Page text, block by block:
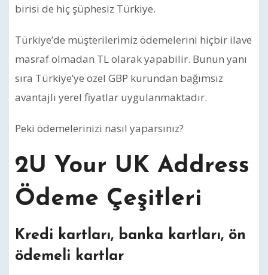
birisi de hiç şüphesiz Türkiye.
Türkiye’de müşterilerimiz ödemelerini hiçbir ilave
masraf olmadan TL olarak yapabilir. Bunun yanı
sıra Türkiye’ye özel GBP kurundan bağımsız
avantajlı yerel fiyatlar uygulanmaktadır.
Peki ödemelerinizi nasıl yaparsınız?
2U Your UK Address
Ödeme Çeşitleri
Kredi kartları, banka kartları, ön
ödemeli kartlar